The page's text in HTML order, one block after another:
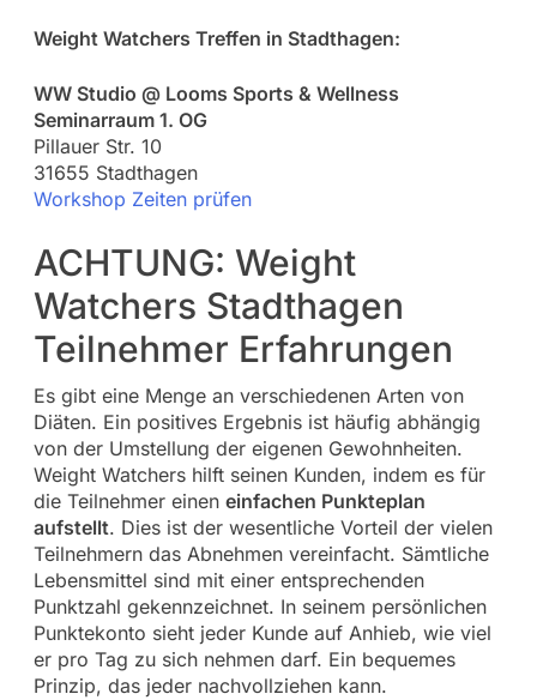
Weight Watchers Treffen in Stadthagen:
WW Studio @ Looms Sports & Wellness
Seminarraum 1. OG
Pillauer Str. 10
31655 Stadthagen
Workshop Zeiten prüfen
ACHTUNG: Weight
Watchers Stadthagen
Teilnehmer Erfahrungen
Es gibt eine Menge an verschiedenen Arten von
Diäten. Ein positives Ergebnis ist häufig abhängig
von der Umstellung der eigenen Gewohnheiten.
Weight Watchers hilft seinen Kunden, indem es für
die Teilnehmer einen einfachen Punkteplan
aufstellt. Dies ist der wesentliche Vorteil der vielen
Teilnehmern das Abnehmen vereinfacht. Sämtliche
Lebensmittel sind mit einer entsprechenden
Punktzahl gekennzeichnet. In seinem persönlichen
Punktekonto sieht jeder Kunde auf Anhieb, wie viel
er pro Tag zu sich nehmen darf. Ein bequemes
Prinzip, das jeder nachvollziehen kann.